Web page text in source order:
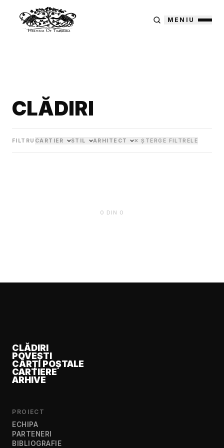
MENIU
CLĂDIRI
FILTRU CARTIER STIL ARHITECT ✕ ȘTERGE FILTRELE
0 DIN 0
CLĂDIRI
POVEȘTI
CĂRȚI POȘTALE
CARTIERE
ARHIVE
PROIECT
ECHIPA
PARTENERI
BIBLIOGRAFIE